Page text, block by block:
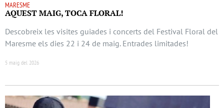
MARESME
AQUEST MAIG, TOCA FLORAL!
Descobreix les visites guiades i concerts del Festival Floral del
Maresme els dies 22 i 24 de maig. Entrades limitades!
5 maig del 2026